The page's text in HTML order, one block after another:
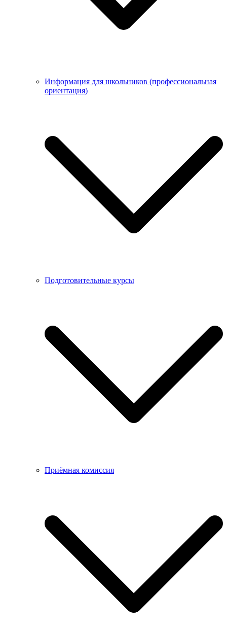
Информация для школьников (профессиональная
ориентация)
Подготовительные курсы
Приёмная комиссия